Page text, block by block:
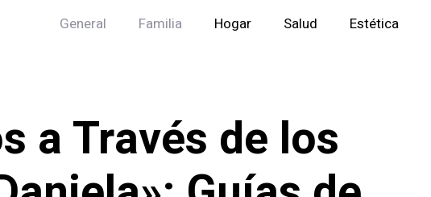
General Familia Hogar Salud Estética
a Través de los